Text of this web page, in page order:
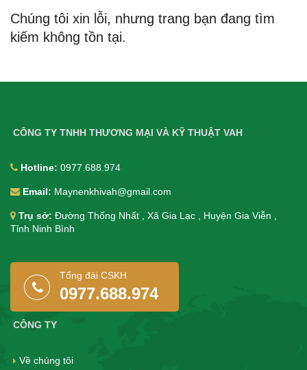
Chúng tôi xin lỗi, nhưng trang bạn đang tìm
kiếm không tồn tại.
CÔNG TY TNHH THƯƠNG MẠI VÀ KỸ THUẬT VAH
Hotline: 0977.688.974
Email: Maynenkhivah@gmail.com
Trụ sở: Đường Thống Nhất , Xã Gia Lạc , Huyện Gia Viễn ,
Tỉnh Ninh Bình
Tổng đài CSKH
0977.688.974
CÔNG TY
Về chúng tôi